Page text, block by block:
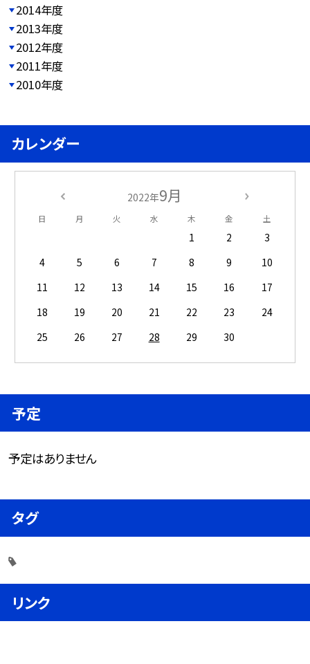
2014年度
2013年度
2012年度
2011年度
2010年度
カレンダー
2022年9月
日 月 火 水 木 金 土
1 2
3
4
5 6 7 8 9
10
11
12 13 14 15 16
17
18
19 20 21 22 23
24
25
26 27 28 29 30
予定
予定はありません
タグ
リンク